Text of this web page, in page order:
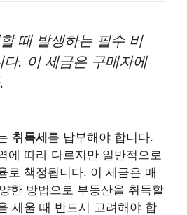
때 발생하는 필수 비
다. 이 세금은 구매자에
취득세를 납부해야 합니다.
에 따라 다르지만 일반적으로
로 책정됩니다. 이 세금은 매
한 방법으로 부동산을 취득할
세울 때 반드시 고려해야 합